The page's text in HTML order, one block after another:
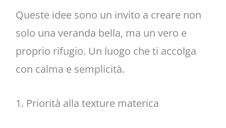
Queste idee sono un invito a creare non
solo una veranda bella, ma un vero e
proprio rifugio. Un luogo che ti accolga
con calma e semplicità.
1. Priorità alla texture materica